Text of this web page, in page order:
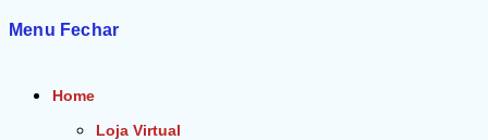
Menu Fechar
Home
Loja Virtual